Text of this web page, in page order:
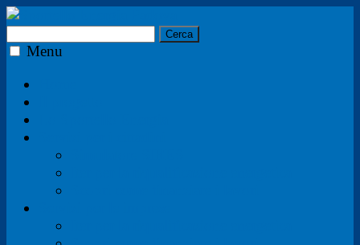
Ricerca
per:Menu